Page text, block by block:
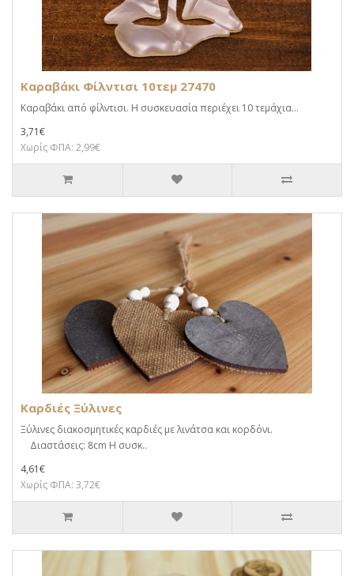
Καραβάκι Φίλντισι 10τεμ 27470
Καραβάκι από φίλντισι. Η συσκευασία περιέχει 10 τεμάχια...
3,71€
Χωρίς ΦΠΑ: 2,99€
Καρδιές Ξύλινες
Ξύλινες διακοσμητικές καρδιές με λινάτσα και κορδόνι.
Διαστάσεις: 8cm Η συσκ..
4,61€
Χωρίς ΦΠΑ: 3,72€